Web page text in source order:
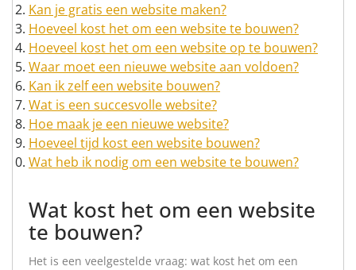
Kan je gratis een website maken?
Hoeveel kost het om een website te bouwen?
Hoeveel kost het om een website op te bouwen?
Waar moet een nieuwe website aan voldoen?
Kan ik zelf een website bouwen?
Wat is een succesvolle website?
Hoe maak je een nieuwe website?
Hoeveel tijd kost een website bouwen?
Wat heb ik nodig om een website te bouwen?
Wat kost het om een website
te bouwen?
Het is een veelgestelde vraag: wat kost het om een